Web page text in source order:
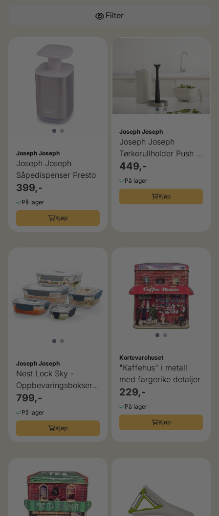
Filter
Joseph Joseph
Joseph Joseph
Såpedispenser Presto
399,-
På lager
Kjøp
Joseph Joseph
Joseph Joseph
Tørkerullholder Push &
Tear
449,-
På lager
Kjøp
Joseph Joseph
Nest Lock Sky -
Oppbevaringsbokser -
5 deler
799,-
På lager
Kjøp
Kortevarehuset
"Kaffehus" i metall
med fargerike detaljer
229,-
På lager
Kjøp